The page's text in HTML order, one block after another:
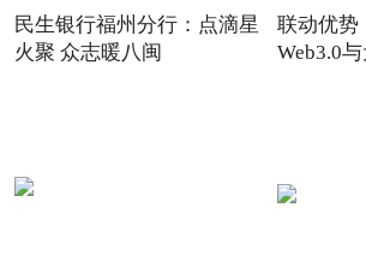
民生银行福州分行：点滴星
火聚 众志暖八闽
联动优势
Web3.0